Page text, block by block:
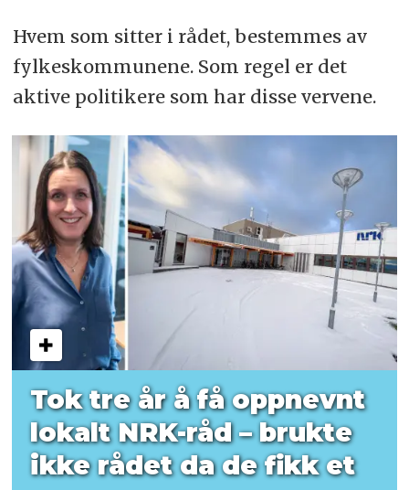
Hvem som sitter i rådet, bestemmes av
fylkeskommunene. Som regel er det
aktive politikere som har disse vervene.
Tok tre år å få oppnevnt
lokalt NRK-råd – brukte
ikke rådet da de fikk et